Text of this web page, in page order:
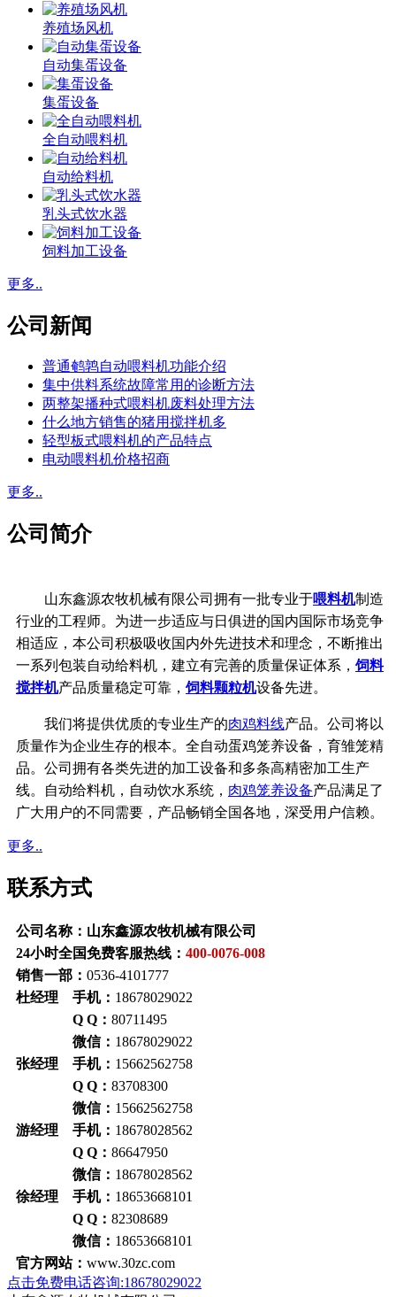
养殖场风机
自动集蛋设备
集蛋设备
全自动喂料机
自动给料机
乳头式饮水器
饲料加工设备
更多..
公司新闻
普通鹌鹑自动喂料机功能介绍
集中供料系统故障常用的诊断方法
两整架播种式喂料机废料处理方法
什么地方销售的猪用搅拌机多
轻型板式喂料机的产品特点
电动喂料机价格招商
更多..
公司简介
山东鑫源农牧机械有限公司拥有一批专业于喂料机制造
行业的工程师。为进一步适应与日俱进的国内国际市场竞争
相适应，本公司积极吸收国内外先进技术和理念，不断推出
一系列包装自动给料机，建立有完善的质量保证体系，饲料
搅拌机产品质量稳定可靠，饲料颗粒机设备先进。
我们将提供优质的专业生产的肉鸡料线产品。公司将以
质量作为企业生存的根本。全自动蛋鸡笼养设备，育雏笼精
品。公司拥有各类先进的加工设备和多条高精密加工生产
线。
自动给料机，自动饮水系统， 肉鸡笼养设备产品满足了
广大用户的不同需要，产品畅销全国各地，深受用户信赖。
更多..
联系方式
公司名称：山东鑫源农牧机械有限公司
24小时全国免费客服热线： 400-0076-008
销售一部： 0536-4101777
杜经理 手机： 18678029022
Q Q： 80711495
微信： 18678029022
张经理 手机： 15662562758
Q Q： 83708300
微信： 15662562758
游经理 手机： 18678028562
Q Q： 86647950
微信： 18678028562
徐经理 手机： 18653668101
Q Q： 82308689
微信： 18653668101
官方网站： www.30zc.com
点击免费电话咨询:18678029022